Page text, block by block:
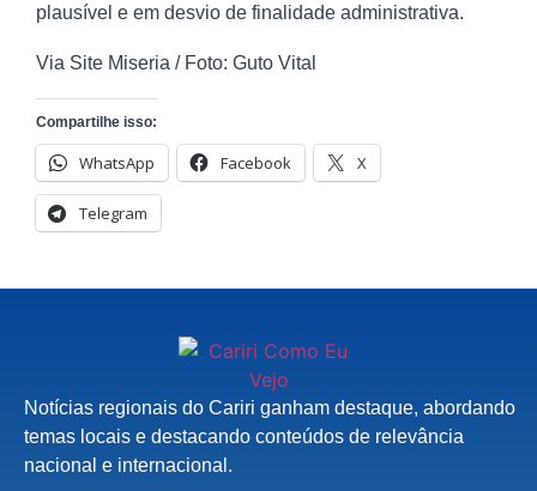
plausível e em desvio de finalidade administrativa.
Via Site Miseria / Foto: Guto Vital
Compartilhe isso:
WhatsApp Facebook X
Telegram
Notícias regionais do Cariri ganham destaque, abordando
temas locais e destacando conteúdos de relevância
nacional e internacional.